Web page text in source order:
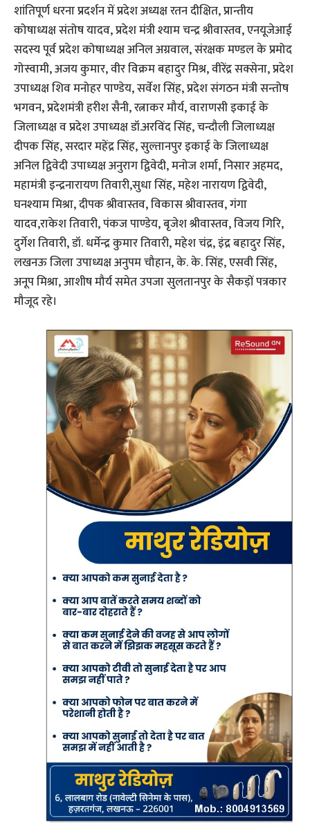
शांतिपूर्ण धरना प्रदर्शन में प्रदेश अध्यक्ष रतन दीक्षित, प्रान्तीय
कोषाध्यक्ष संतोष यादव, प्रदेश मंत्री श्याम चन्द्र श्रीवास्तव, एनयूजेआई
सदस्य पूर्व प्रदेश कोषाध्यक्ष अनिल अग्रवाल, संरक्षक मण्डल के प्रमोद
गोस्वामी, अजय कुमार, वीर विक्रम बहादुर मिश्र, वीरेंद्र सक्सेना, प्रदेश
उपाध्यक्ष शिव मनोहर पाण्डेय, सर्वेश सिंह, प्रदेश संगठन मंत्री सन्तोष
भगवन, प्रदेशमंत्री हरीश सैनी, रत्नाकर मौर्य, वाराणसी इकाई के
जिलाध्यक्ष व प्रदेश उपाध्यक्ष डॉ.अरविंद सिंह, चन्दौली जिलाध्यक्ष
दीपक सिंह, सरदार महेंद्र सिंह, सुल्तानपुर इकाई के जिलाध्यक्ष
अनिल द्विवेदी उपाध्यक्ष अनुराग द्विवेदी, मनोज शर्मा, निसार अहमद,
महामंत्री इन्द्रनारायण तिवारी,सुधा सिंह, महेश नारायण द्विवेदी,
घनश्याम मिश्रा, दीपक श्रीवास्तव, विकास श्रीवास्तव, गंगा
यादव,राकेश तिवारी, पंकज पाण्डेय, बृजेश श्रीवास्तव, विजय गिरि,
दुर्गेश तिवारी, डॉ. धर्मेन्द्र कुमार तिवारी, महेश चंद्र, इंद्र बहादुर सिंह,
लखनऊ जिला उपाध्यक्ष अनुपम चौहान, के. के. सिंह, एसवी सिंह,
अनूप मिश्रा, आशीष मौर्य समेत उपजा सुलतानपुर के सैकड़ों पत्रकार
मौजूद रहे।